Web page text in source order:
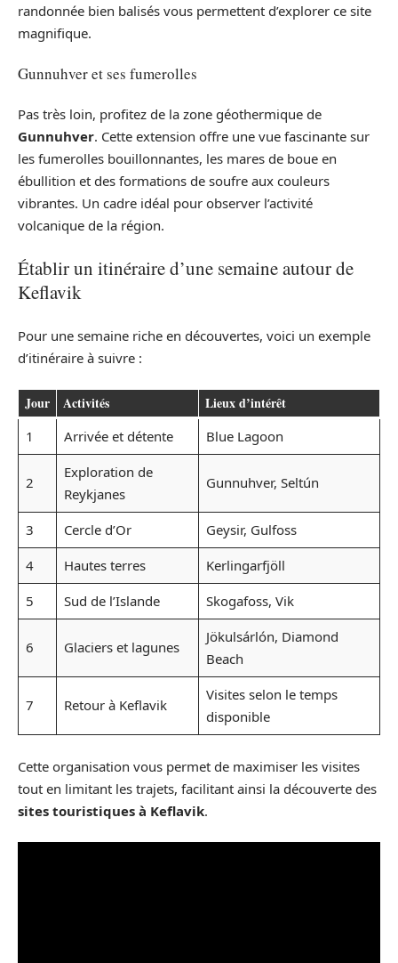
randonnée bien balisés vous permettent d’explorer ce site
magnifique.
Gunnuhver et ses fumerolles
Pas très loin, profitez de la zone géothermique de
Gunnuhver. Cette extension offre une vue fascinante sur
les fumerolles bouillonnantes, les mares de boue en
ébullition et des formations de soufre aux couleurs
vibrantes. Un cadre idéal pour observer l’activité
volcanique de la région.
Établir un itinéraire d’une semaine autour de
Keflavik
Pour une semaine riche en découvertes, voici un exemple
d’itinéraire à suivre :
Jour Activités Lieux d’intérêt
1 Arrivée et détente Blue Lagoon
2
Exploration de
Reykjanes
Gunnuhver, Seltún
3 Cercle d’Or
Geysir, Gulfoss
4
Hautes terres
Kerlingarfjöll
5
Sud de l’Islande Skogafoss, Vik
6 Glaciers et lagunes
Jökulsárlón, Diamond
Beach
7 Retour à Keflavik
Visites selon le temps
disponible
Cette organisation vous permet de maximiser les visites
tout en limitant les trajets, facilitant ainsi la découverte des
sites touristiques à Keflavik.